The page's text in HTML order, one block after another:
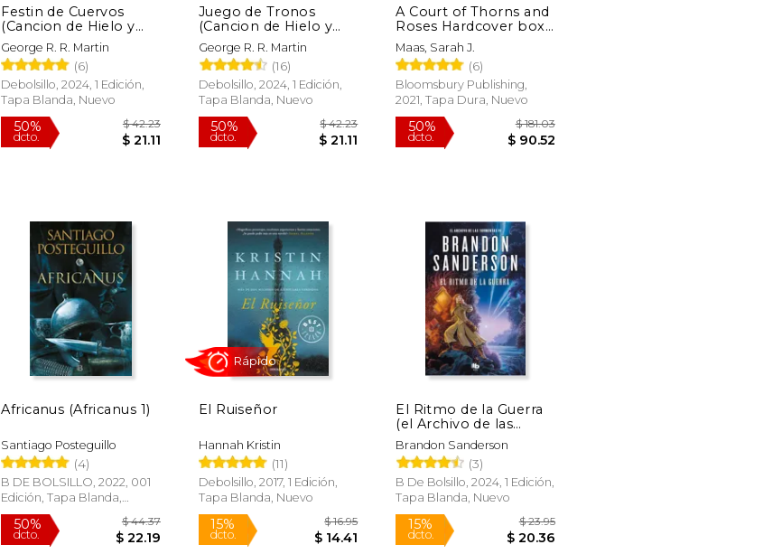
Festin de Cuervos
(Cancion de Hielo y
Fuego 4)
George R. R. Martin
(6)
Debolsillo, 2024, 1 Edición,
Tapa Blanda, Nuevo
50%
dcto. $ 21.11
Juego de Tronos
(Cancion de Hielo y
Fuego 1)
George R. R. Martin
(16)
Debolsillo, 2024, 1 Edición,
Tapa Blanda, Nuevo
50%
dcto.
$ 42.23
$ 21.11
A Court of Thorns and
Roses Hardcover box
set (en Inglés)
Maas, Sarah J.
(6)
Bloomsbury Publishing,
2021, Tapa Dura, Nuevo
50%
dcto.
Africanus (Africanus 1)
Santiago Posteguillo
(4)
B DE BOLSILLO, 2022, 001
Edición, Tapa Blanda,
Nuevo
El Ruiseñor
Hannah Kristin
(11)
Debolsillo, 2017, 1 Edición,
Tapa Blanda, Nuevo
El Ritmo de la Guerra
(el Archivo de las
Tormentas 4)
Brandon Sanderson
(3)
B De Bolsillo, 2024, 1 Edición,
Tapa Blanda, Nuevo